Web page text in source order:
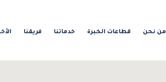
من نحن قطاعات الخبرة خدماتنا فريقنا